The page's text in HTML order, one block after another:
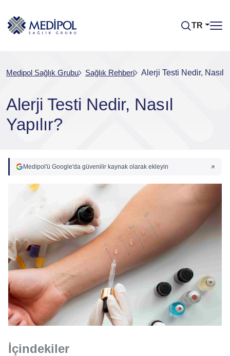
TR
Medipol Sağlık Grubu Sağlık Rehberi Alerji Testi Nedir, Nasıl
Alerji Testi Nedir, Nasıl
Yapılır?
Medipol'ü Google'da güvenilir kaynak olarak ekleyin
İçindekiler